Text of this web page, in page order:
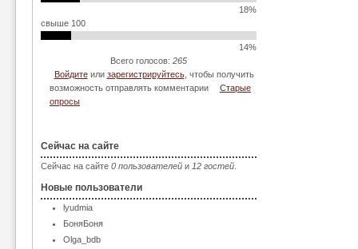
18%
свыше 100
14%
Всего голосов: 265
Войдитеили зарегистрируйтесь, чтобы получить
возможность отправлять комментарии
Старые
опросы
Сейчас на сайте
Сейчас на сайте 0 пользователей и 12 гостей
Новые пользователи
lyudmia
БоняБоня
Olga_bdb